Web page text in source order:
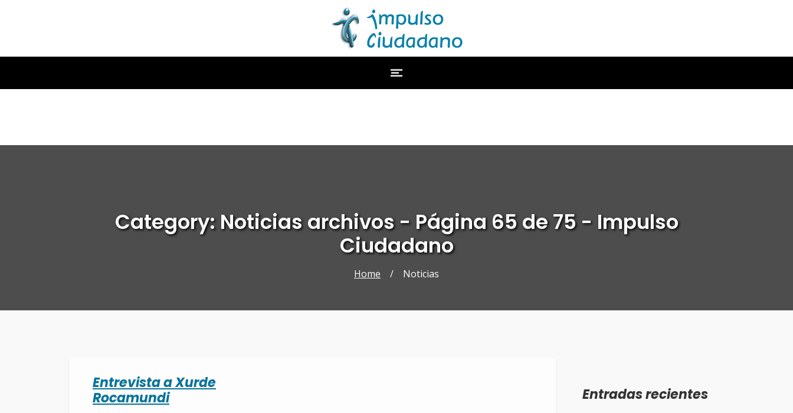
Category: Noticias archivos - Página 65 de 75 - Impulso
Ciudadano
Home / Noticias
Entrevista a Xurde
Rocamundi
Entradas recientes